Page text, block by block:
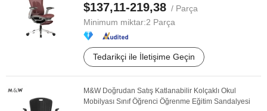
$137,11-219,38 / Parça
Minimum miktar:2 Parça
Tedarikçi ile İletişime Geçin
M&W Doğrudan Satış Katlanabilir Kolçaklı Okul
Mobilyası Sınıf Öğrenci Öğrenme Eğitim Sandalyesi